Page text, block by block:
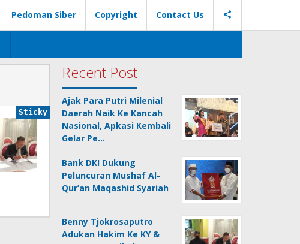
Pedoman Siber Copyright Contact Us
Sticky
Recent Post
Ajak Para Putri Milenial
Daerah Naik Ke Kancah
Nasional, Apkasi Kembali
Gelar Pe…
Bank DKI Dukung
Peluncuran Mushaf Al-
Qur’an Maqashid Syariah
Benny Tjokrosaputro
Adukan Hakim Ke KY &